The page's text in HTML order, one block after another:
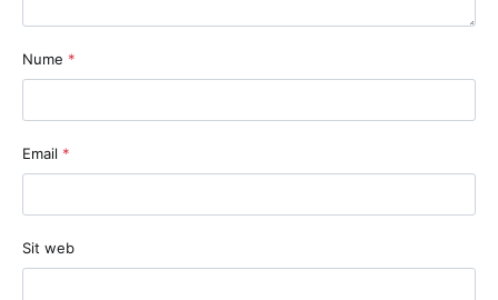
Nume *
Email *
Sit web